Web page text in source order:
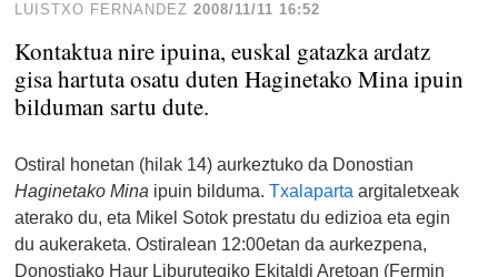
LUISTXO FERNANDEZ 2008/11/11 16:52
Kontaktua nire ipuina, euskal gatazka ardatz
gisa hartuta osatu duten Haginetako Mina ipuin
bilduman sartu dute.
Ostiral honetan (hilak 14) aurkeztuko da Donostian
Haginetako Mina ipuin bilduma.Txalaparta argitaletxeak
aterako du, eta Mikel Sotok prestatu du edizioa eta egin
du aukeraketa. Ostiralean 12:00etan da aurkezpena,
Donostiako Haur Liburutegiko Ekitaldi Aretoan (Fermin